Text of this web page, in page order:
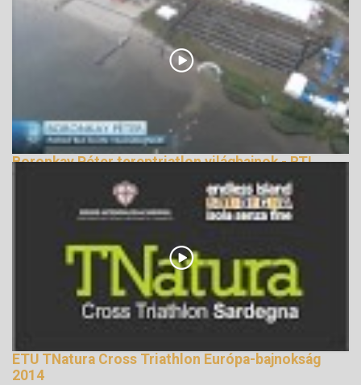
162950 Nézetek
Boronkay Péter tereptriatlon világbajnok - RTL
ETU TNatura Cross Triathlon Európa-bajnokság
2014